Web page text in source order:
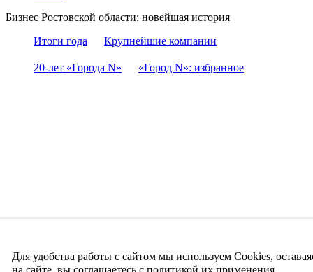
Бизнес Ростовской области: новейшая история
Итоги года
Крупнейшие компании
20-лет «Города N» «Город N»: избранное
Для удобства работы с сайтом мы используем Cookies,
на сайте, вы соглашаетесь с политикой их применения.